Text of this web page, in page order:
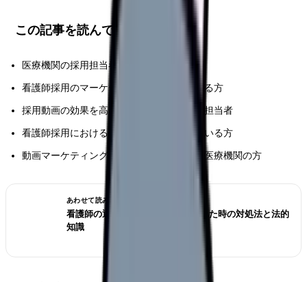
この記事を読んでほしい人
医療機関の採用担当者や人事部門の方
看護師採用のマーケティングを担当している方
採用動画の効果を高めたい医療機関の広報担当者
看護師採用における新しい手法を模索している方
動画マーケティングの導入を検討している医療機関の方
あわせて読みたい
看護師の退職交渉術｜引き止められた時の対処法と法的
知識